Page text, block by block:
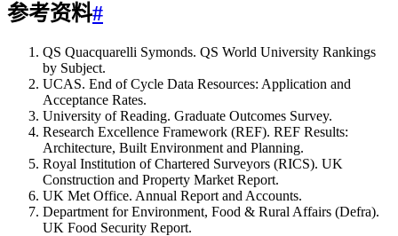
参考资料#
QS Quacquarelli Symonds. QS World University Rankings
by Subject.
UCAS. End of Cycle Data Resources: Application and
Acceptance Rates.
University of Reading. Graduate Outcomes Survey.
Research Excellence Framework (REF). REF Results:
Architecture, Built Environment and Planning.
Royal Institution of Chartered Surveyors (RICS). UK
Construction and Property Market Report.
UK Met Office. Annual Report and Accounts.
Department for Environment, Food & Rural Affairs (Defra).
UK Food Security Report.